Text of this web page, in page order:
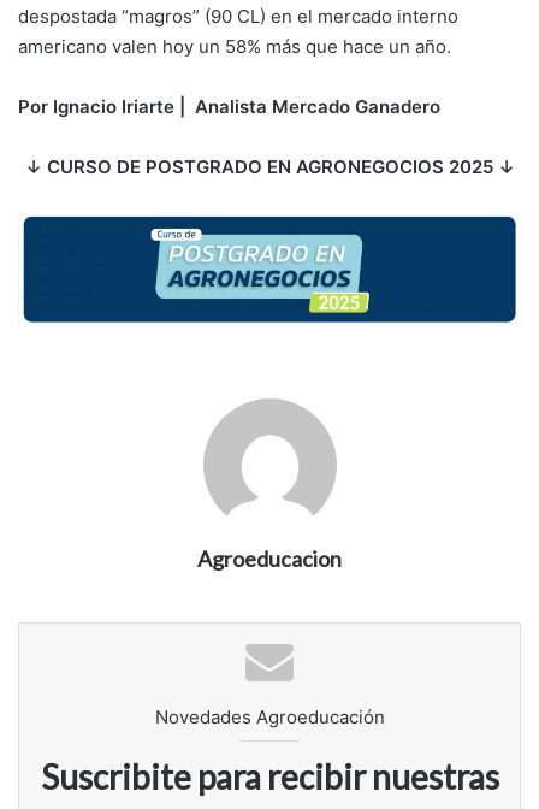
despostada “magros” (90 CL) en el mercado interno
americano valen hoy un 58% más que hace un año.
Por Ignacio Iriarte | Analista Mercado Ganadero
↓ CURSO DE POSTGRADO EN AGRONEGOCIOS 2025 ↓
Agroeducacion
Novedades Agroeducación
Suscribite para recibir nuestras